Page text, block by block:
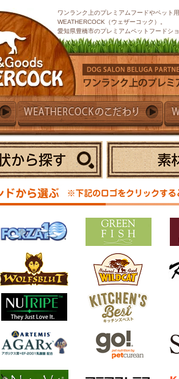
ワンランク上のプレミアムフードやペット
WEATHERCOCK（ウェザーコック）。
愛知県豊橋市のプレミアムペットフードショ